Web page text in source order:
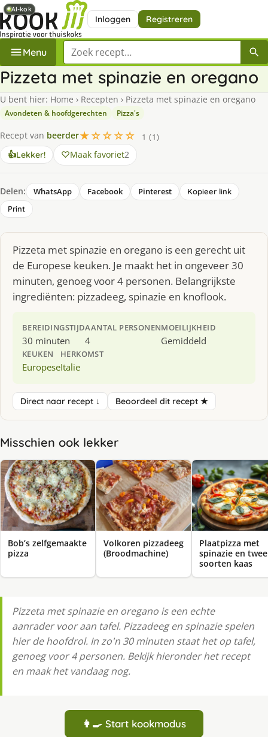
Inloggen Registreren
Menu Zoek een recept
Pizzeta met spinazie en oregano
U bent hier: Home › Recepten › Pizzeta met spinazie en oregano
Avondeten & hoofdgerechten Pizza's
Recept van beerder★☆☆☆☆
1 (1)
👍Lekker! Maak favoriet2
Delen: WhatsApp Facebook Pinterest
Kopieer link
Print
Pizzeta met spinazie en oregano is een gerecht uit
de Europese keuken. Je maakt het in ongeveer 30
minuten, genoeg voor 4 personen. Belangrijkste
ingrediënten: pizzadeeg, spinazie en knoflook.
BEREIDINGSTIJD
30 minuten
AANTAL PERSONEN
4
MOEILIJKHEID
Gemiddeld
KEUKEN
Europese
HERKOMST
Italie
Direct naar recept ↓ Beoordeel dit recept ★
Misschien ook lekker
Bob’s zelfgemaakte
pizza
Volkoren pizzadeeg
(Broodmachine)
AI-kok
Plaatpizza met
spinazie en twee
soorten kaas
AI-kok
Pizzeta met spinazie en oregano is een echte
aanrader voor aan tafel. Pizzadeeg en spinazie spelen
hier de hoofdrol. In zo'n 30 minuten staat het op tafel,
genoeg voor 4 personen. Bekijk hieronder het recept
en maak het vandaag nog.
👩‍🍳 Start kookmodus